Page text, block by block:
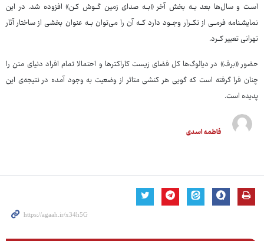
اسـت و سال‌ها بعد بــه بخش آخر «بــه صدای زمین گــوش کـن» افزوده شد. در این
نمایشـنامه فرمــی از تکــرار وجــود دارد کــه آن را می‌توان بــه عنوان بخشی از ساختار آثار
تهرانی تعبیر کــرد.
حضور «برف» در دیالوگ‌ها کل فضای زیست کاراکترها و احتمالا تمام افراد دنیای متن را
چنان فرا گرفته است که گویی هر کنشی متاثر از وضعیت به وجود آمده در نتیجه‌ی این
پدیده است.
فاطمه اسدی